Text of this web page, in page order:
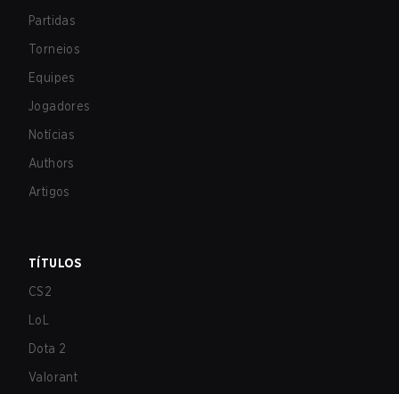
Partidas
Torneios
Equipes
Jogadores
Notícias
Authors
Artigos
TÍTULOS
CS2
LoL
Dota 2
Valorant